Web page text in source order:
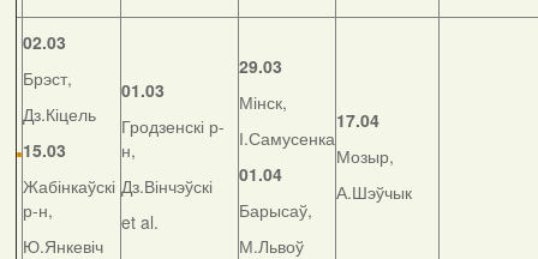
02.03
Брэст,
Дз.Кіцель
15.03
Жабінкаўскі
р-н,
Ю.Янкевіч
01.03
Гродзенскі р-
н,
Дз.Вінчэўскі
et al.
29.03
Мінск,
І.Самусенка
01.04
Барысаў,
М.Львоў
17.04
Мозыр,
А.Шэўчык